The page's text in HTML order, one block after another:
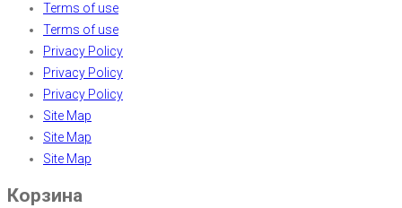
Terms of use
Terms of use
Privacy Policy
Privacy Policy
Privacy Policy
Site Map
Site Map
Site Map
Корзина